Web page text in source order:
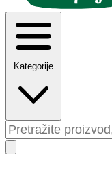
Kategorije